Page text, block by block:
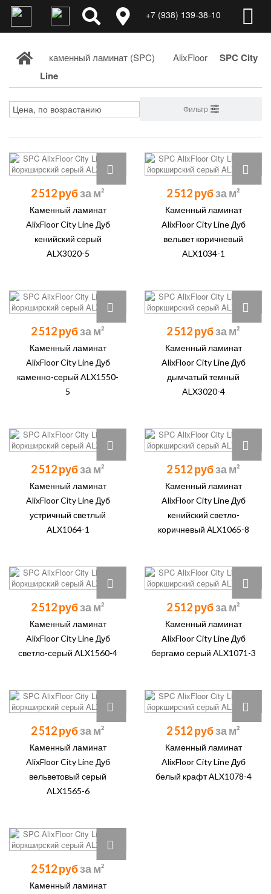
+7 (938) 139-38-10
каменный ламинат (SPC) AlixFloor
SPC City
Line
Фильтр
2 512 руб
Каменный ламинат
AlixFloor City Line Дуб
кенийский серый
ALX3020-5
2 512 руб
Каменный ламинат
AlixFloor City Line Дуб
вельвет коричневый
ALX1034-1
2 512 руб
Каменный ламинат
AlixFloor City Line Дуб
каменно-серый ALX1550-
5
2 512 руб
Каменный ламинат
AlixFloor City Line Дуб
дымчатый темный
ALX3020-4
2 512 руб
Каменный ламинат
AlixFloor City Line Дуб
устричный светлый
ALX1064-1
2 512 руб
Каменный ламинат
AlixFloor City Line Дуб
кенийский светло-
коричневый АLX1065-8
2 512 руб
Каменный ламинат
AlixFloor City Line Дуб
светло-серый ALX1560-4
2 512 руб
Каменный ламинат
AlixFloor City Line Дуб
бергамо серый ALX1071-3
2 512 руб
Каменный ламинат
AlixFloor City Line Дуб
вельветовый серый
ALX1565-6
2 512 руб
Каменный ламинат
AlixFloor City Line Дуб
белый крафт ALX1078-4
2 512 руб
Каменный ламинат